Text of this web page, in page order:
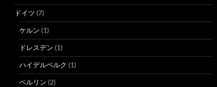
ドイツ (7)
ケルン (1)
ドレスデン (1)
ハイデルベルク (1)
ベルリン (2)